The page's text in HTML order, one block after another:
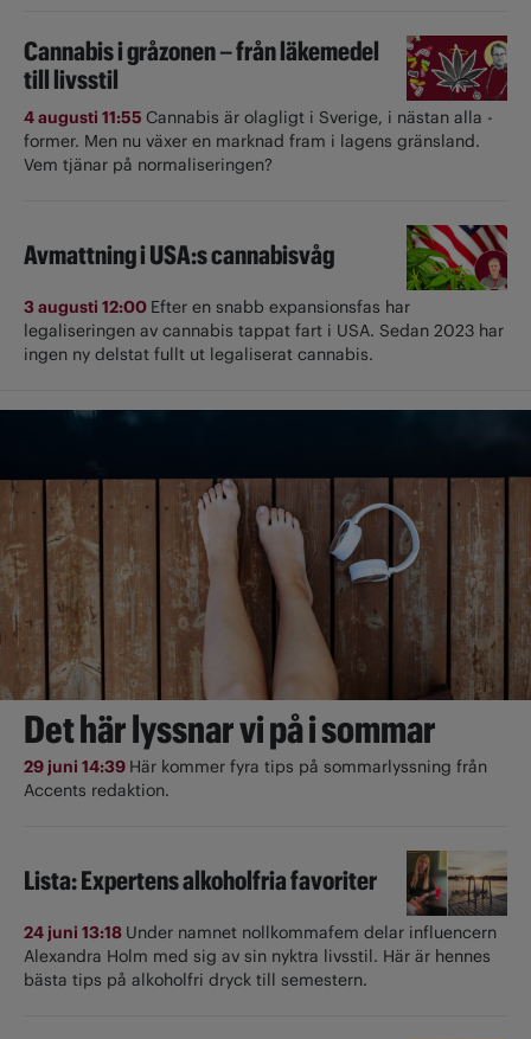
Cannabis i gråzonen – från läkemedel
till livsstil
4 augusti 11:55 Cannabis är olagligt i ­Sverige, i nästan alla ­
former. Men nu växer en marknad fram i lagens gränsland.
Vem tjänar på normaliseringen?
Avmattning i USA:s cannabisvåg
3 augusti 12:00 Efter en snabb expansionsfas har
legaliseringen av cannabis tappat fart i USA. Sedan 2023 har
ingen ny delstat fullt ut ­legaliserat cannabis.
Det här lyssnar vi på i sommar
29 juni 14:39 Här kommer fyra tips på sommarlyssning från
Accents redaktion.
Lista: Expertens alkoholfria favoriter
24 juni 13:18 Under namnet nollkommafem delar influencern
Alexandra Holm med sig av sin nyktra livsstil. Här är hennes
bästa tips på alkoholfri dryck till semestern.